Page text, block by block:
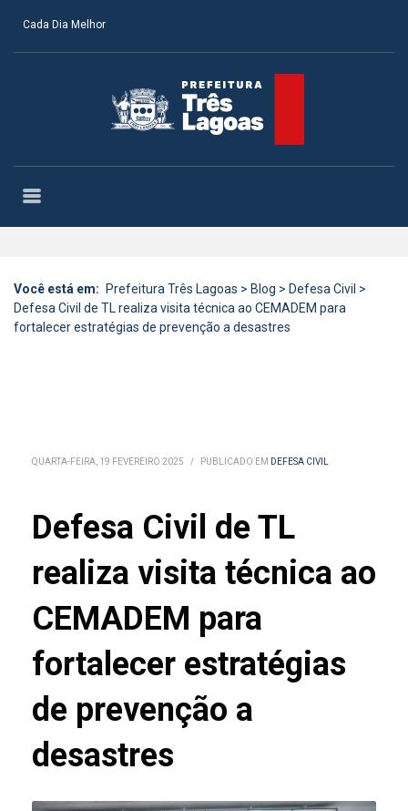
Cada Dia Melhor
Você está em: Prefeitura Três Lagoas > Blog > Defesa Civil >
Defesa Civil de TL realiza visita técnica ao CEMADEM para
fortalecer estratégias de prevenção a desastres
QUARTA-FEIRA, 19 FEVEREIRO 2025 / PUBLICADO EM DEFESA CIVIL
Defesa Civil de TL
realiza visita técnica ao
CEMADEM para
fortalecer estratégias
de prevenção a
desastres